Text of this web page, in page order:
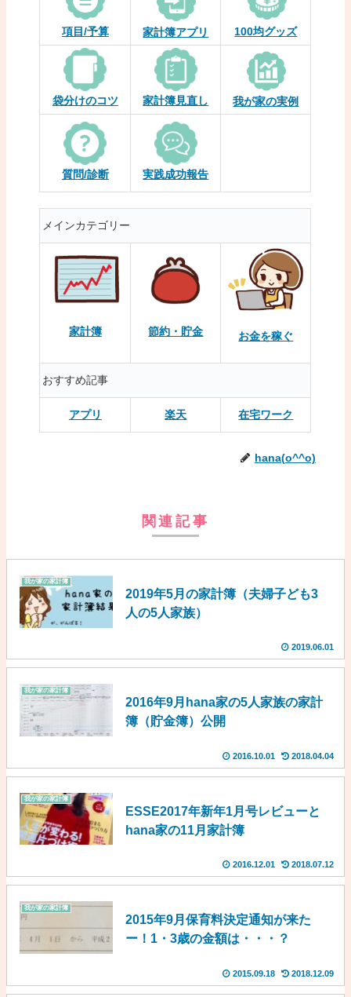
項目/予算 家計簿アプリ 100均グッズ
袋分けのコツ 家計簿見直し 我が家の実例
質問/診断 実践成功報告
メインカテゴリー
家計簿 節約・貯金 お金を稼ぐ
おすすめ記事
アプリ 楽天 在宅ワーク
hana(o^^o)
関連記事
我が家の家計簿
2019年5月の家計簿（夫婦子ども3
人の5人家族）
2019.06.01
我が家の家計簿
2016年9月hana家の5人家族の家計
簿（貯金簿）公開
2016.10.01 2018.04.04
我が家の家計簿
ESSE2017年新年1月号レビューと
hana家の11月家計簿
2016.12.01 2018.07.12
我が家の家計簿
2015年9月保育料決定通知が来た
ー！1・3歳の金額は・・・？
2015.09.18 2018.12.09